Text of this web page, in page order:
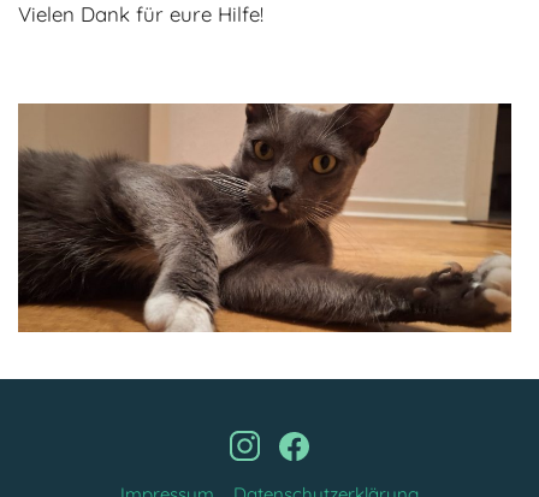
Vielen Dank für eure Hilfe!